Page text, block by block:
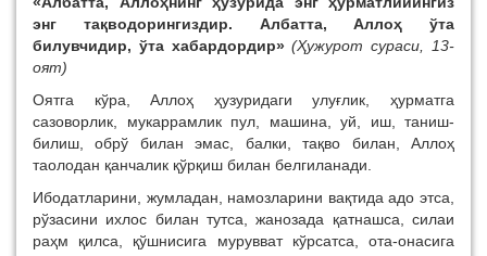
энг тақводорингиздир. Албатта, Аллоҳ ўта
билувчидир, ўта хабардордир» (Ҳужурот сураси, 13-
оят)
Оятга кўра, Аллоҳ ҳузуридаги улуғлик, ҳурматга
сазоворлик, мукаррамлик пул, машина, уй, иш, таниш-
билиш, обрў билан эмас, балки, тақво билан, Аллоҳ
таолодан қанчалик қўрқиш билан белгиланади.
Ибодатларини, жумладан, намозларини вақтида адо этса,
рўзасини ихлос билан тутса, жанозада қатнашса, силаи
раҳм қилса, қўшнисига мурувват кўрсатса, ота-онасига